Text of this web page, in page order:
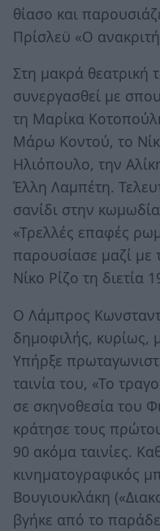
θίασο και
Πρίσλεϋ «Ο
Στη μακρά θεατρική
συνεργασθεί με
τη Μαρίκα
Μάρω Κοντού, το
Ηλιόπουλο, την
Έλλη Λαμπέτη.
σανίδι στην
«Τρελλές επαφές
παρουσίασε μαζί
Νίκο Ρίζο τη διετία
Ο Λάμπρος
δημοφιλής, κυρίως,
Υπήρξε
ταινία του, «Το
σε σκηνοθεσία του
κράτησε τους
90 ακόμα ταινίες.
κινηματογραφικός
Βουγιουκλάκη
βγήκε από το